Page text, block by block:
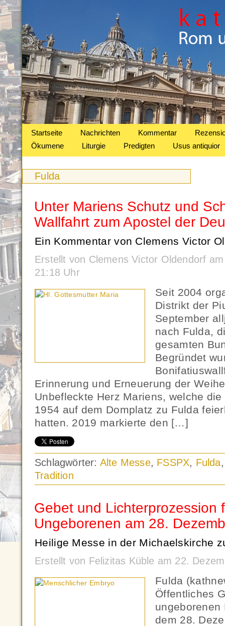
Startseite Nachrichten Kommentar
Ökumene
Liturgie Predigten Usus antiquior
Fulda
Unter Mariens Schutz und
Wallfahrt zum Apostel der
Ein Kommentar von Clemens Victor
Erstellt von Clemens Victor Oldendorf
21:18 Uhr
Seit 2004
Distrikt der
September
nach Fulda,
gesamten
Begründet
Erinnerung und Erneuerung der
Unbefleckte Herz Mariens, welche
1954 auf dem Domplatz zu Fulda
hatten. 2019 markierte den […]
Schlagwörter: Alte Messe, FSSPX, Fulda
Tradition
Gebet und Lichterprozession
Ungeborenen am 28.
Heilige Messe in der Michaelskirche
Erstellt von Felizitas Küble am 22.
Fulda
Öffentliches
ungeborenen
dem 28.